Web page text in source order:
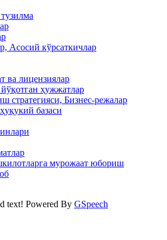
Асосий кўрсаткичлар
ва лицензиялар
ҳужжатлар
стратегияси, Бизнес-режалар
базаси
мурожаат юбориш
text! Powered By GSpeech